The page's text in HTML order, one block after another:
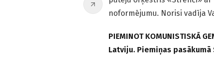
noformējumu. Norisi vadīja
PIEMINOT KOMUNISTISKĀ
Latviju. Piemiņas pasākumā